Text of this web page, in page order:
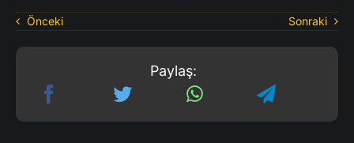
Önceki Sonraki
Paylaş: